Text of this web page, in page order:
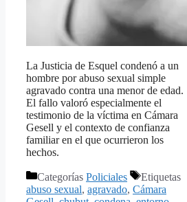
La Justicia de Esquel condenó a un
hombre por abuso sexual simple
agravado contra una menor de edad.
El fallo valoró especialmente el
testimonio de la víctima en Cámara
Gesell y el contexto de confianza
familiar en el que ocurrieron los
hechos.
Categorías Policiales
Etiquetas
abuso sexual, agravado, Cámara